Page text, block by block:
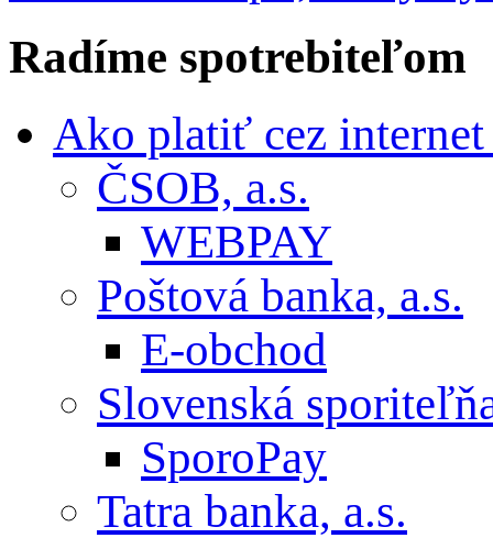
Radíme spotrebiteľom
Ako platiť cez internet
ČSOB, a.s.
WEBPAY
Poštová banka, a.s.
E-obchod
Slovenská
SporoPay
Tatra banka, a.s.